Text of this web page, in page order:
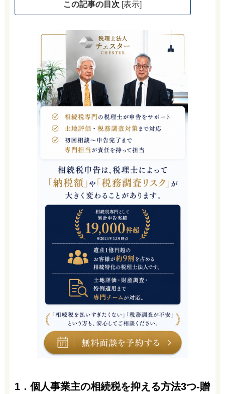
この記事の目次 [表示]
1．個人事業主の相続税を抑える方法3つ-贈